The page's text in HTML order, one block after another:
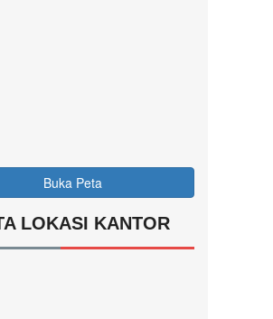
Buka Peta
LOKASI KANTOR